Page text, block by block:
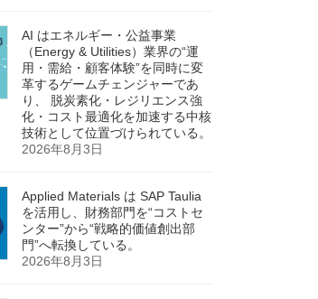
AI はエネルギー・公益事業
（Energy & Utilities）業界の“運
用・需給・顧客体験”を同時に変
革するゲームチェンジャーであ
り、 脱炭素化・レジリエンス強
化・コスト最適化を加速する中核
技術として位置づけられている。
2026年8月3日
Applied Materials は SAP Taulia
を活用し、財務部門を“コストセ
ンター”から“戦略的価値創出部
門”へ転換している。
2026年8月3日